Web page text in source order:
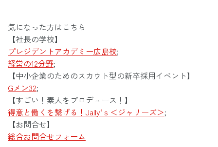
気になった方はこちら
【社長の学校】
プレジデントアカデミー広島校;
経営の12分野;
【中小企業のためのスカウト型の新卒採用イベント】
Gメン32;
【すごい！素人をプロデュース！】
得意と働くを繋げる！Jally‘ｓ＜ジャリーズ＞;
【お問合せ】
総合お問合せフォーム